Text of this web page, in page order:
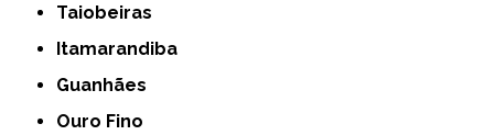
Taiobeiras
Itamarandiba
Guanhães
Ouro Fino